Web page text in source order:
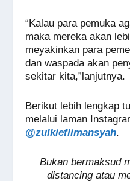
“Kalau para pemuka
maka mereka akan
meyakinkan para
dan waspada akan
sekitar kita,”lanjutnya.
Berikut lebih lengkap
melalui laman
@zulkieflimansyah.
Bukan bermaksud
distancing atau